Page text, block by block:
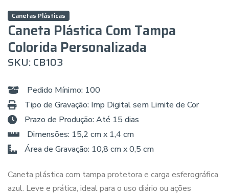
Canetas Plásticas
Caneta Plástica Com Tampa
Colorida Personalizada
SKU: CB103
Pedido Mínimo: 100
Tipo de Gravação: Imp Digital sem Limite de Cor
Prazo de Produção: Até 15 dias
Dimensões: 15,2 cm x 1,4 cm
Área de Gravação: 10,8 cm x 0,5 cm
Caneta plástica com tampa protetora e carga esferográfica
azul. Leve e prática, ideal para o uso diário ou ações